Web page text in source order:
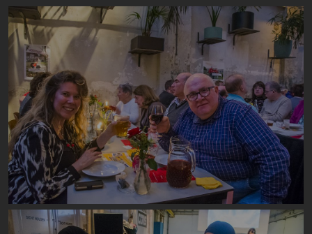
Image
Image